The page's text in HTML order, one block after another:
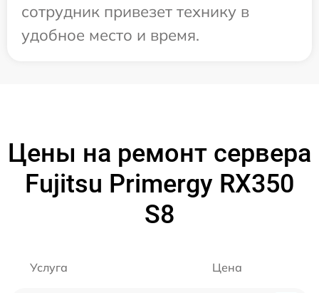
сотрудник привезет технику в
удобное место и время.
Цены на ремонт сервера
Fujitsu Primergy RX350
S8
Услуга Цена